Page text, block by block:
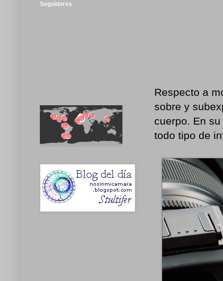
Respecto a
sobre y
cuerpo. En
todo tipo de
Seguidores